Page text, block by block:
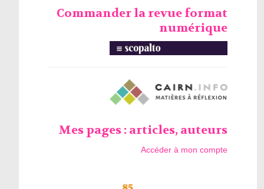
Commander la revue format
numérique
Mes pages : articles, auteurs
Accéder à mon compte